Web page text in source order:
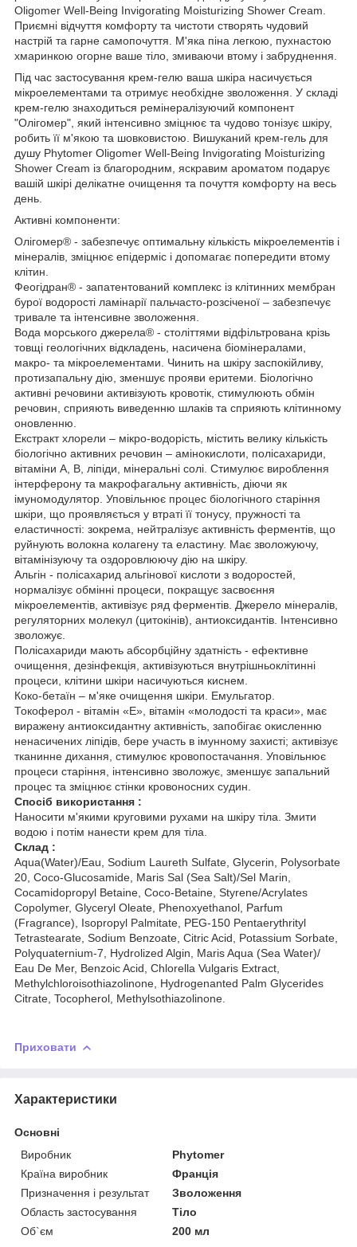
Oligomer Well-Being Invigorating Moisturizing Shower Cream.
Приємні відчуття комфорту та чистоти створять чудовий
настрій та гарне самопочуття. М'яка піна легкою, пухнастою
хмаринкою огорне ваше тіло, змиваючи втому і забруднення.
Під час застосування крем-гелю ваша шкіра насичується
мікроелементами та отримує необхідне зволоження. У складі
крем-гелю знаходиться ремінералізуючий компонент
"Олігомер", який інтенсивно зміцнює та чудово тонізує шкіру,
робить її м'якою та шовковистою. Вишуканий крем-гель для
душу Phytomer Oligomer Well-Being Invigorating Moisturizing
Shower Cream із благородним, яскравим ароматом подарує
вашій шкірі делікатне очищення та почуття комфорту на весь
день.
Активні компоненти:
Олігомер® - забезпечує оптимальну кількість мікроелементів і
мінералів, зміцнює епідерміс і допомагає попередити втому
клітин.
Феогідран® - запатентований комплекс із клітинних мембран
бурої водорості ламінарії пальчасто-розсіченої – забезпечує
тривале та інтенсивне зволоження.
Вода морського джерела® - століттями відфільтрована крізь
товщі геологічних відкладень, насичена біомінералами,
макро- та мікроелементами. Чинить на шкіру заспокійливу,
протизапальну дію, зменшує прояви еритеми. Біологічно
активні речовини активізують кровотік, стимулюють обмін
речовин, сприяють виведенню шлаків та сприяють клітинному
оновленню.
Екстракт хлорели – мікро-водорість, містить велику кількість
біологічно активних речовин – амінокислоти, полісахариди,
вітаміни А, В, ліпіди, мінеральні солі. Стимулює вироблення
інтерферону та макрофагальну активність, діючи як
імуномодулятор. Уповільнює процес біологічного старіння
шкіри, що проявляється у втраті її тонусу, пружності та
еластичності: зокрема, нейтралізує активність ферментів, що
руйнують волокна колагену та еластину. Має зволожуючу,
вітамінізуючу та оздоровлюючу дію на шкіру.
Альгін - полісахарид альгінової кислоти з водоростей,
нормалізує обмінні процеси, покращує засвоєння
мікроелементів, активізує ряд ферментів. Джерело мінералів,
регуляторних молекул (цитокінів), антиоксидантів. Інтенсивно
зволожує.
Полісахариди мають абсорбційну здатність - ефективне
очищення, дезінфекція, активізуються внутрішньоклітинні
процеси, клітини шкіри насичуються киснем.
Коко-бетаїн – м'яке очищення шкіри. Емульгатор.
Токоферол - вітамін «Е», вітамін «молодості та краси», має
виражену антиоксидантну активність, запобігає окисленню
ненасичених ліпідів, бере участь в імунному захисті; активізує
тканинне дихання, стимулює кровопостачання. Уповільнює
процеси старіння, інтенсивно зволожує, зменшує запальний
процес та зміцнює стінки кровоносних судин.
Спосіб використання :
Наносити м'якими круговими рухами на шкіру тіла. Змити
водою і потім нанести крем для тіла.
Склад :
Aqua(Water)/Eau, Sodium Laureth Sulfate, Glycerin, Polysorbate
20, Coco-Glucosamide, Maris Sal (Sea Salt)/Sel Marin,
Cocamidopropyl Betaine, Coco-Betaine, Styrene/Acrylates
Copolymer, Glyceryl Oleate, Phenoxyethanol, Parfum
(Fragrance), Isopropyl Palmitate, PEG-150 Pentaerythrityl
Tetrastearate, Sodium Benzoate, Citric Acid, Potassium Sorbate,
Polyquaternium-7, Hydrolized Algin, Maris Aqua (Sea Water)/
Eau De Mer, Benzoic Acid, Chlorella Vulgaris Extract,
Methylchloroisothiazolinone, Hydrogenanted Palm Glycerides
Citrate, Tocopherol, Methylsothiazolinone.
Приховати
Характеристики
Основні
Виробник
Phytomer
Країна виробник
Франція
Призначення і результат
Зволоження
Область застосування
Тіло
Об`єм
200 мл